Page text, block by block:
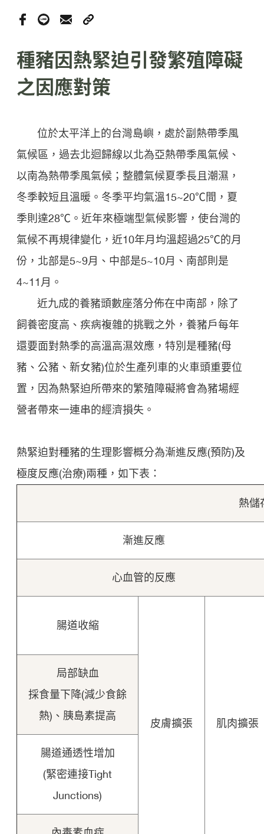
種豬因熱緊迫引發繁殖障礙
之因應對策
位於太平洋上的台灣島嶼，處於副熱帶季風
氣候區，過去北迴歸線以北為亞熱帶季風氣候、
以南為熱帶季風氣候；整體氣候夏季長且潮濕，
冬季較短且溫暖。冬季平均氣溫15~20℃間，夏
季則達28℃。近年來極端型氣候影響，使台灣的
氣候不再規律變化，近10年月均溫超過25℃的月
份，北部是5~9月、中部是5~10月、南部則是
4~11月。
近九成的養豬頭數座落分佈在中南部，除了
飼養密度高、疾病複雜的挑戰之外，養豬戶每年
還要面對熱季的高溫高濕效應，特別是種豬(母
豬、公豬、新女豬)位於生產列車的火車頭重要位
置，因為熱緊迫所帶來的繁殖障礙將會為豬場經
營者帶來一連串的經濟損失。
熱緊迫對種豬的生理影響概分為漸進反應(預防)及
極度反應(治療)兩種，如下表：
熱儲
漸進反應
心血管的反應
腸道收縮
皮膚擴張 肌肉擴張
局部缺血
採食量下降(減少食餘
熱)、胰島素提高
腸道通透性增加
(緊密連接Tight
Junctions)